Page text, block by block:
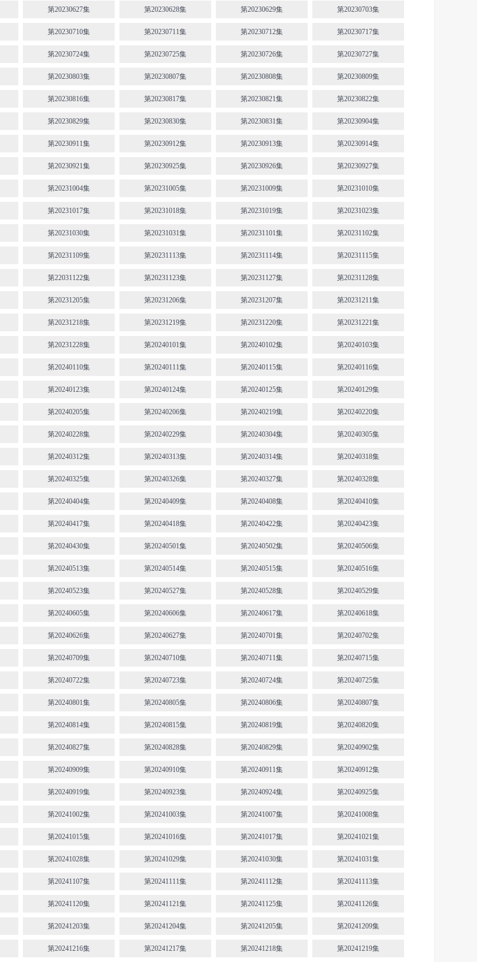
第20230627集 第20230628集 第20230629集 第20230703集
第20230710集 第20230711集 第20230712集 第20230717集
第20230724集 第20230725集 第20230726集 第20230727集
第20230803集 第20230807集 第20230808集 第20230809集
第20230816集 第20230817集 第20230821集 第20230822集
第20230829集 第20230830集 第20230831集 第20230904集
第20230911集 第20230912集 第20230913集 第20230914集
第20230921集 第20230925集 第20230926集 第20230927集
第20231004集 第20231005集 第20231009集 第20231010集
第20231017集 第20231018集 第20231019集 第20231023集
第20231030集 第20231031集 第20231101集 第20231102集
第20231109集 第20231113集 第20231114集 第20231115集
第22031122集 第20231123集 第20231127集 第20231128集
第20231205集 第20231206集 第20231207集 第20231211集
第20231218集 第20231219集 第20231220集 第20231221集
第20231228集 第20240101集 第20240102集 第20240103集
第20240110集 第20240111集 第20240115集 第20240116集
第20240123集 第20240124集 第20240125集 第20240129集
第20240205集 第20240206集 第20240219集 第20240220集
第20240228集 第20240229集 第20240304集 第20240305集
第20240312集 第20240313集 第20240314集 第20240318集
第20240325集 第20240326集 第20240327集 第20240328集
第20240404集 第20240409集 第20240408集 第20240410集
第20240417集 第20240418集 第20240422集 第20240423集
第20240430集 第20240501集 第20240502集 第20240506集
第20240513集 第20240514集 第20240515集 第20240516集
第20240523集 第20240527集 第20240528集 第20240529集
第20240605集 第20240606集 第20240617集 第20240618集
第20240626集 第20240627集 第20240701集 第20240702集
第20240709集 第20240710集 第20240711集 第20240715集
第20240722集 第20240723集 第20240724集 第20240725集
第20240801集 第20240805集 第20240806集 第20240807集
第20240814集 第20240815集 第20240819集 第20240820集
第20240827集 第20240828集 第20240829集 第20240902集
第20240909集 第20240910集 第20240911集 第20240912集
第20240919集 第20240923集 第20240924集 第20240925集
第20241002集 第20241003集 第20241007集 第20241008集
第20241015集 第20241016集 第20241017集 第20241021集
第20241028集 第20241029集 第20241030集 第20241031集
第20241107集 第20241111集 第20241112集 第20241113集
第20241120集 第20241121集 第20241125集 第20241126集
第20241203集 第20241204集 第20241205集 第20241209集
第20241216集 第20241217集 第20241218集 第20241219集